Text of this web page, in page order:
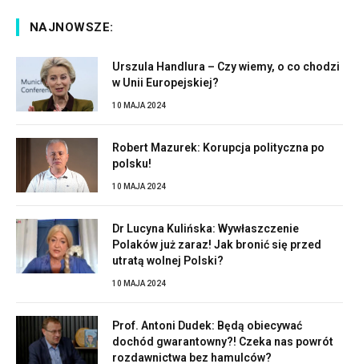
NAJNOWSZE:
Urszula Handlura – Czy wiemy, o co chodzi
w Unii Europejskiej?
10 MAJA 2024
Robert Mazurek: Korupcja polityczna po
polsku!
10 MAJA 2024
Dr Lucyna Kulińska: Wywłaszczenie
Polaków już zaraz! Jak bronić się przed
utratą wolnej Polski?
10 MAJA 2024
Prof. Antoni Dudek: Będą obiecywać
dochód gwarantowny?! Czeka nas powrót
rozdawnictwa bez hamulców?